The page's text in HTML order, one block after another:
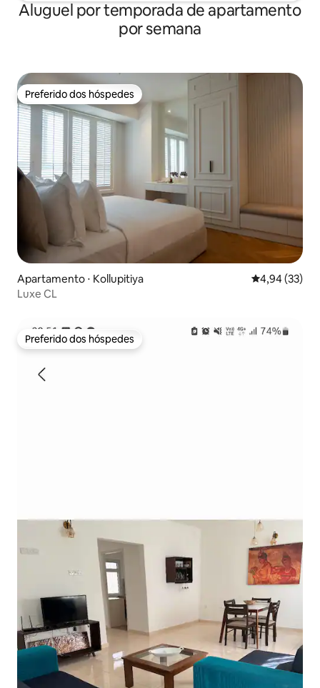
Aluguel por temporada de apartamento
por semana
Preferido dos hóspedes
Preferido dos hóspedes
Apartamento ⋅ Kollupitiya 4,94 de uma
4,94 (33)
Luxe CL
Preferido dos hóspedes
Preferido dos hóspedes